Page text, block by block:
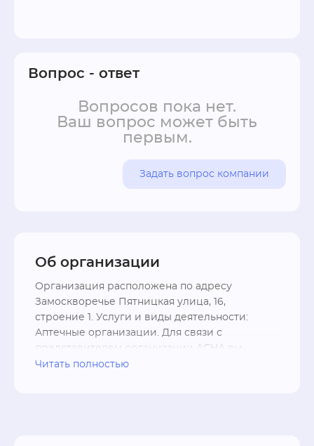
Вопрос - ответ
Вопросов пока нет.
Ваш вопрос может быть
первым.
Задать вопрос компании
Об организации
Организация расположена по адресу
Замоскворечье Пятницкая улица, 16,
строение 1. Услуги и виды деятельности:
Аптечные организации. Для связи с
представителем организации АСНА вы
можете использовать контакты - телефон +7
Читать полностью